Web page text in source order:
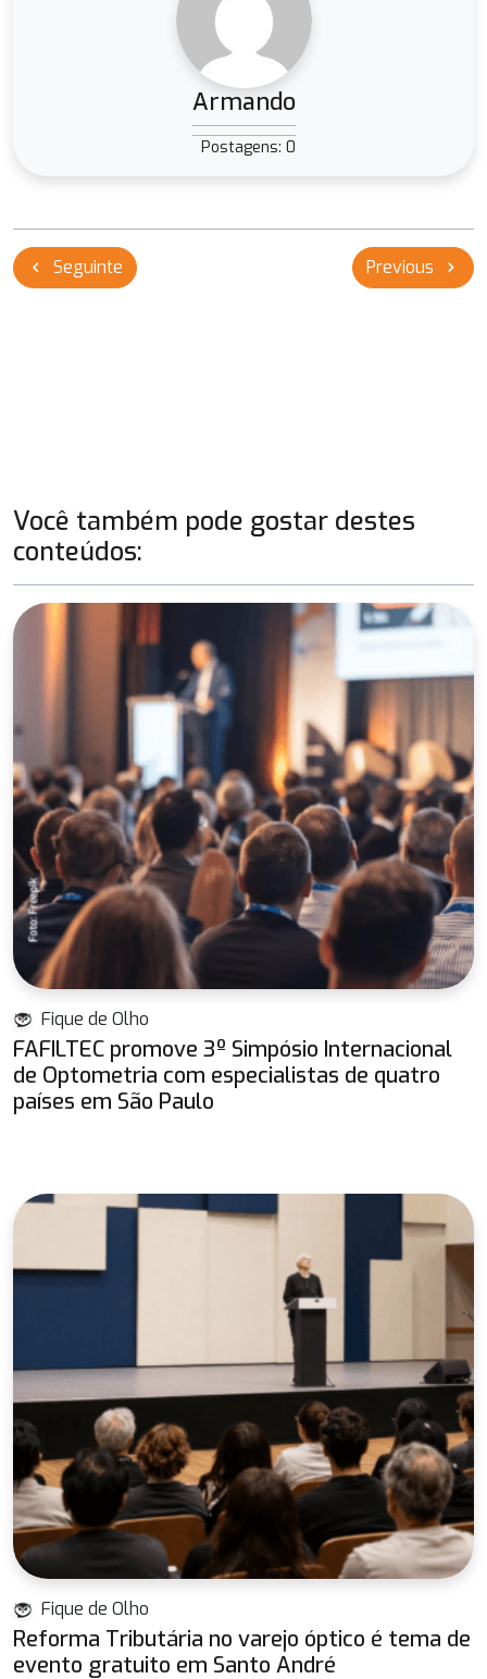
Armando
Postagens: 0
Navegação
de
Previous chevron_right
chevron_left Seguinte
Você também pode gostar destes
conteúdos:
Fique de Olho
FAFILTEC promove 3º Simpósio Internacional
de Optometria com especialistas de quatro
países em São Paulo
Fique de Olho
Reforma Tributária no varejo óptico é tema de
evento gratuito em Santo André